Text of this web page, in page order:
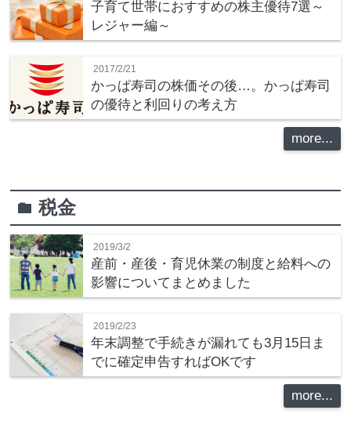
子育て世帯におすすめの株主優待7選～
レジャー編～
2017/2/21
かっぱ寿司の株価その後…。かっぱ寿司
の優待と利回りの考え方
more...
folder税金
2019/3/2
産前・産後・育児休業の制度と給料への
影響についてまとめました
2019/2/23
年末調整で手続きが漏れても3月15日ま
でに確定申告すればOKです
more...